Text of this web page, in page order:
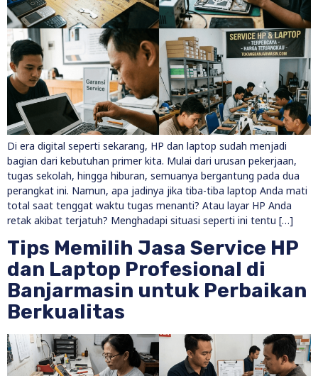
Di era digital seperti sekarang, HP dan laptop sudah menjadi
bagian dari kebutuhan primer kita. Mulai dari urusan pekerjaan,
tugas sekolah, hingga hiburan, semuanya bergantung pada dua
perangkat ini. Namun, apa jadinya jika tiba-tiba laptop Anda mati
total saat tenggat waktu tugas menanti? Atau layar HP Anda
retak akibat terjatuh? Menghadapi situasi seperti ini tentu […]
Tips Memilih Jasa Service HP
dan Laptop Profesional di
Banjarmasin untuk Perbaikan
Berkualitas